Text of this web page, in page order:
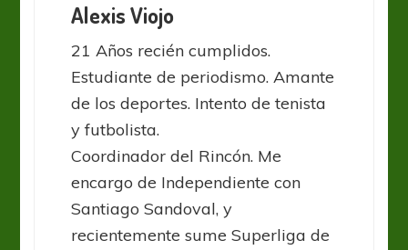
Alexis Viojo
21 Años recién cumplidos.
Estudiante de periodismo. Amante
de los deportes. Intento de tenista
y futbolista.
Coordinador del Rincón. Me
encargo de Independiente con
Santiago Sandoval, y
recientemente sume Superliga de